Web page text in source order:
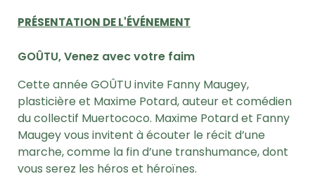
PRÉSENTATION DE L'ÉVÉNEMENT
GOÛTU, Venez avec votre faim
Cette année GOÛTU invite Fanny Maugey,
plasticière et Maxime Potard, auteur et comédien
du collectif Muertococo. Maxime Potard et Fanny
Maugey vous invitent à écouter le récit d’une
marche, comme la fin d’une transhumance, dont
vous serez les héros et héroïnes.